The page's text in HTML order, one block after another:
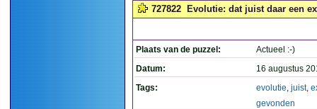
727822 Evolutie: dat juist daar een
Plaats van de puzzel:
Actueel :-)
Datum:
16 augustus
Tags:
evolutie, juist,
gevonden